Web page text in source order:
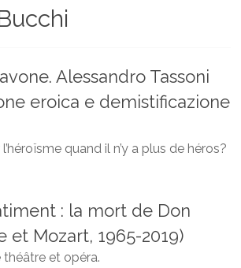
Alessandro Tassoni
eroica e demistificazione
quand il n’y a plus de héros?
: la mort de Don
et Mozart, 1965-2019)
théâtre et opéra.